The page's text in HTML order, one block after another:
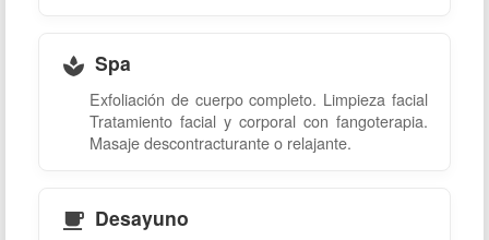
Spa
Exfoliación de cuerpo completo. Limpieza facial
Tratamiento facial y corporal con fangoterapia.
Masaje descontracturante o relajante.
Desayuno